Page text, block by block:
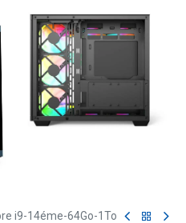
i9-14éme-64Go-1To